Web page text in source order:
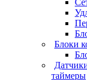
Блоки
таймеры